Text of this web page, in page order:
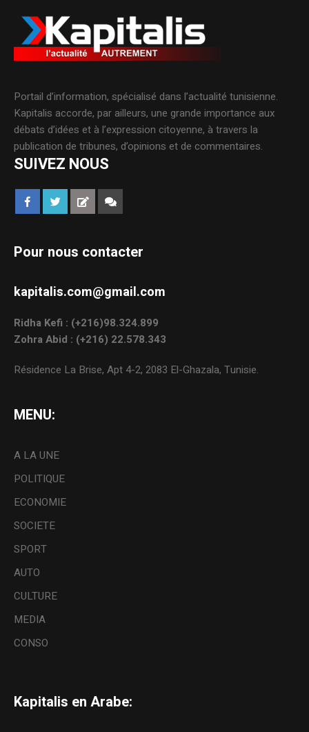
Portail d’information, spécialisé dans l’actualité tunisienne.
Kapitalis accorde, par ailleurs, une grande importance aux
débats d’idées et à l’expression citoyenne, à travers la
publication de tribunes, d’opinions et de commentaires.
SUIVEZ NOUS
Pour nous contacter
kapitalis.com@gmail.com
Ridha Kefi : (+216)98.324.899
Zohra Abid : (+216) 22.578.343
Résidence La Brise, Apt 4-2, 2083 El-Ghazala, Tunisie.
MENU:
A LA UNE
POLITIQUE
ECONOMIE
SOCIETE
SPORT
AUTO
CULTURE
MEDIA
CONSO
Kapitalis en Arabe: